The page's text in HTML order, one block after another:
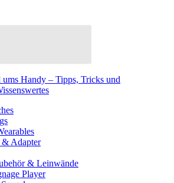
ums Handy – Tipps, Tricks und
Adapter
& Leinwände
Player